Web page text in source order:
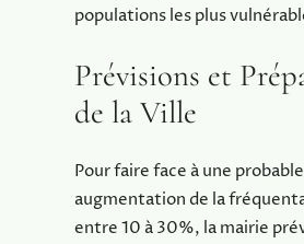
populations les plus
Prévisions et
de la Ville
Pour faire face à une probable
augmentation de la
entre 10 à 30%, la mairie